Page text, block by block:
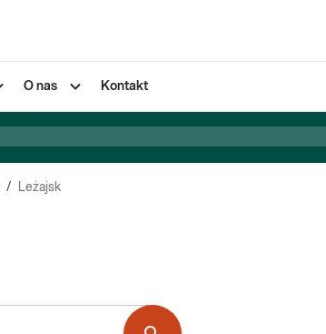
O nas Kontakt
/ Leżajsk